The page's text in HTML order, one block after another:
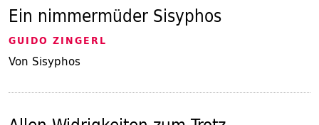
Ein nimmermüder Sisyphos
GUIDO ZINGERL
Von Sisyphos